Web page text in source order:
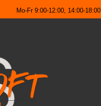
Mo-Fr 9:00-12:00, 14:00-18:00